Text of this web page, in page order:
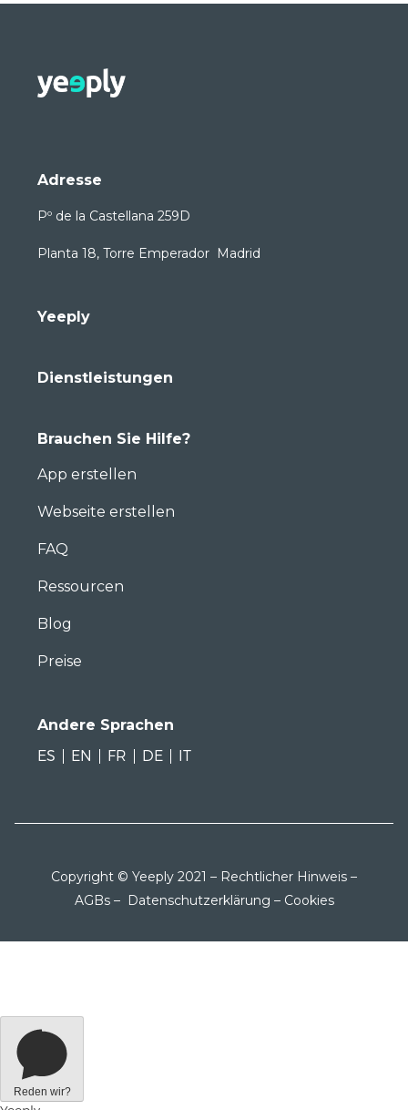
Adresse
Pº de la Castellana 259D
Planta 18, Torre Emperador Madrid
Yeeply
Dienstleistungen
Brauchen Sie Hilfe?
App erstellen
Webseite erstellen
FAQ
Ressourcen
Blog
Preise
Andere Sprachen
ES
EN FR DE IT
Copyright © Yeeply 2021 – Rechtlicher Hinweis –
AGBs– Datenschutzerklärung – Cookies
Reden wir?